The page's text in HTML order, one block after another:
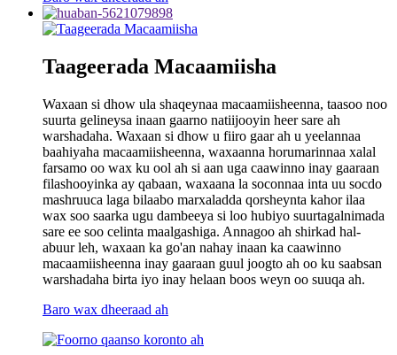
Taageerada Macaamiisha
Waxaan si dhow ula shaqeynaa macaamiisheenna, taasoo noo
suurta gelineysa inaan gaarno natiijooyin heer sare ah
warshadaha. Waxaan si dhow u fiiro gaar ah u yeelannaa
baahiyaha macaamiisheenna, waxaanna horumarinnaa xalal
farsamo oo wax ku ool ah si aan uga caawinno inay gaaraan
filashooyinka ay qabaan, waxaana la soconnaa inta uu socdo
mashruuca laga bilaabo marxaladda qorsheynta kahor ilaa
wax soo saarka ugu dambeeya si loo hubiyo suurtagalnimada
sare ee soo celinta maalgashiga. Annagoo ah shirkad hal-
abuur leh, waxaan ka go'an nahay inaan ka caawinno
macaamiisheenna inay gaaraan guul joogto ah oo ku saabsan
warshadaha birta iyo inay helaan boos weyn oo suuqa ah.
Baro wax dheeraad ah